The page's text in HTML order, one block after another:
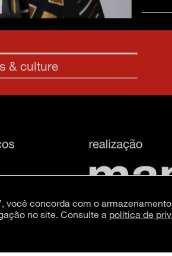
& culture
você concorda com o
no site. Consulte a política de